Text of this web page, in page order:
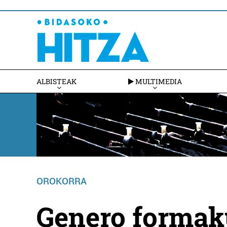
ALBISTEAK MULTIMEDIA
OROKORRA
Genero